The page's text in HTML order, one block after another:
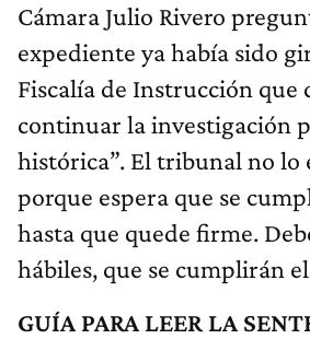
Cámara Julio Rivero
expediente ya había sido
Fiscalía de Instrucción que
continuar la investigación
histórica”. El tribunal no lo
porque espera que se
hasta que quede firme.
hábiles, que se cumplirán
GUÍA PARA LEER LA